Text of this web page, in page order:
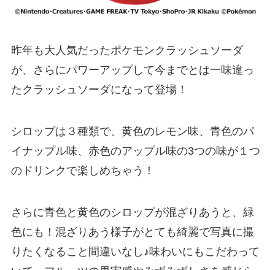
昨年も大人気だったポケモンクラッシュソーダ
が、さらにパワーアップして今までとは一味違っ
たクラッシュソーダになって登場！
シロップは３種類で、黄色のレモン味、青色のパ
イナップル味、赤色のアップル味の3つの味が１つ
のドリンクで楽しめちゃう！
さらに青色と黄色のシロップが混ざりあうと、緑
色にも！混ざりあう様子がとても綺麗で写真に撮
りたくなること間違いなし♪味わいにもこだわって